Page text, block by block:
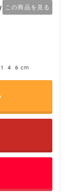
この商品を見る
146cm